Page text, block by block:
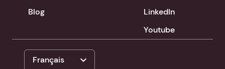
Blog
LinkedIn
Youtube
Français expand_more